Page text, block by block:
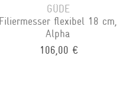
GÜDE
Filiermesser flexibel 18 cm,
Alpha
106,00 €